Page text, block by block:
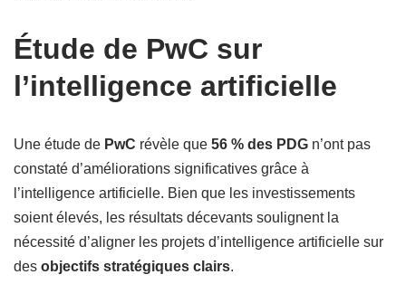
Étude de PwC sur
l’intelligence artificielle
Une étude de PwC révèle que 56 % des PDG n’ont pas
constaté d’améliorations significatives grâce à
l’intelligence artificielle. Bien que les investissements
soient élevés, les résultats décevants soulignent la
nécessité d’aligner les projets d’intelligence artificielle sur
des objectifs stratégiques clairs.